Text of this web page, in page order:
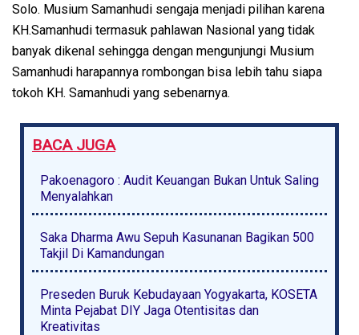
Solo. Musium Samanhudi sengaja menjadi pilihan karena
KH.Samanhudi termasuk pahlawan Nasional yang tidak
banyak dikenal sehingga dengan mengunjungi Musium
Samanhudi harapannya rombongan bisa lebih tahu siapa
tokoh KH. Samanhudi yang sebenarnya.
BACA JUGA
Pakoenagoro : Audit Keuangan Bukan Untuk Saling
Menyalahkan
Saka Dharma Awu Sepuh Kasunanan Bagikan 500
Takjil Di Kamandungan
Preseden Buruk Kebudayaan Yogyakarta, KOSETA
Minta Pejabat DIY Jaga Otentisitas dan
Kreativitas